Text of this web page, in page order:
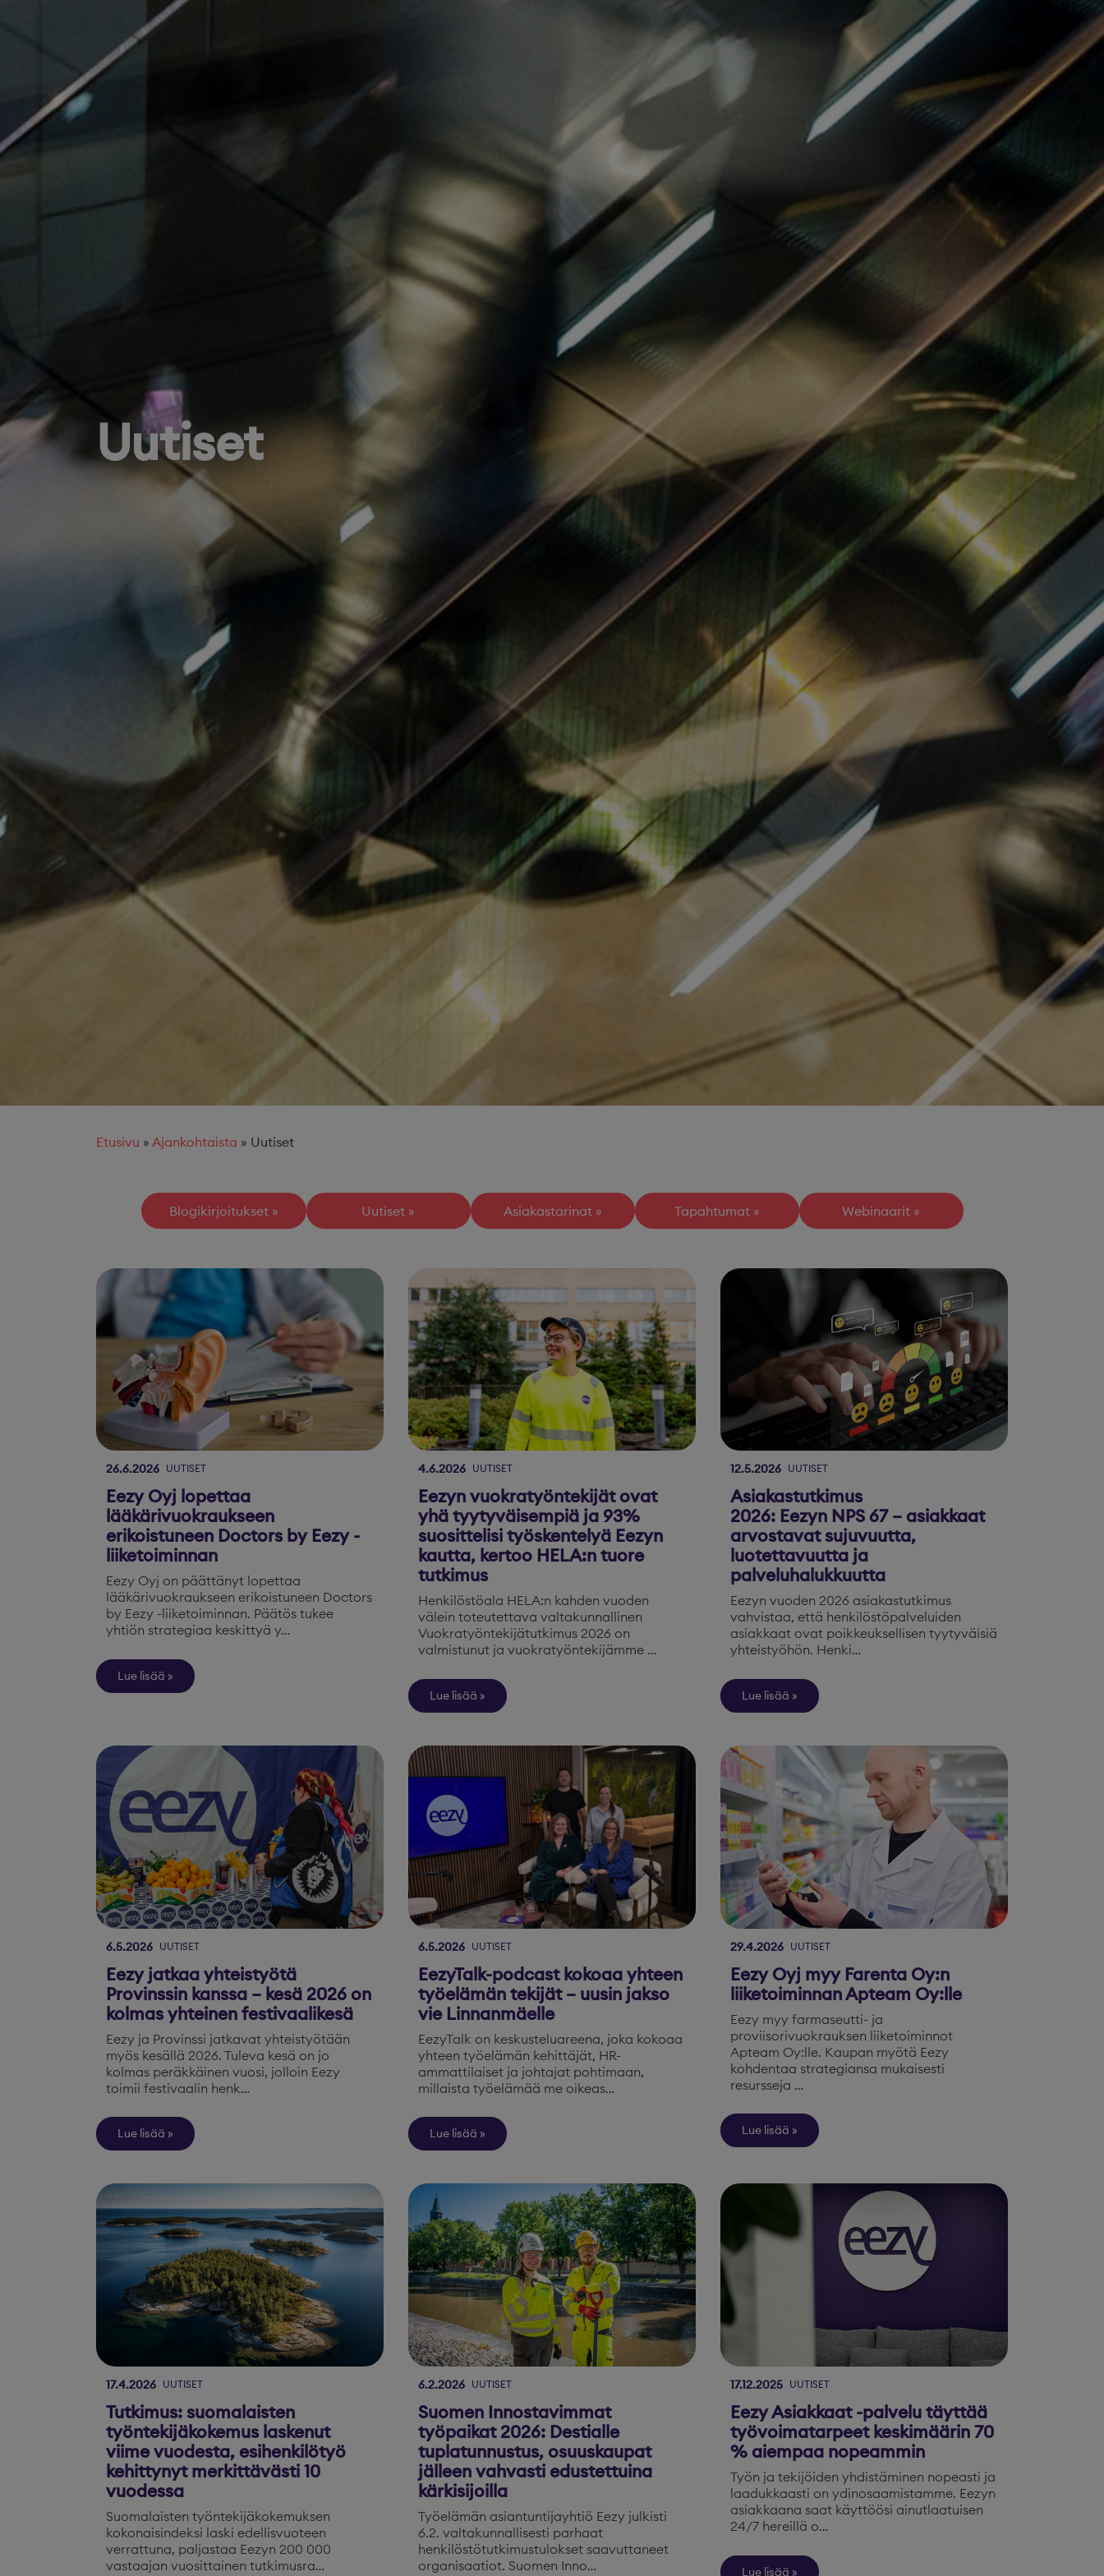
Uutiset
Etusivu » Ajankohtaista » Uutiset
Blogikirjoitukset Uutiset Asiakastarinat Tapahtumat Webinaarit
26.6.2026 UUTISET
Eezy Oyj lopettaa
lääkärivuokraukseen
erikoistuneen Doctors by Eezy -
liiketoiminnan
Eezy Oyj on päättänyt lopettaa
lääkärivuokraukseen erikoistuneen Doctors
by Eezy -liiketoiminnan. Päätös tukee
yhtiön strategiaa keskittyä y…
Lue lisää
4.6.2026 UUTISET
Eezyn vuokratyöntekijät ovat
yhä tyytyväisempiä ja 93%
suosittelisi työskentelyä Eezyn
kautta, kertoo HELA:n tuore
tutkimus
Henkilöstöala HELA:n kahden vuoden
välein toteutettava valtakunnallinen
Vuokratyöntekijätutkimus 2026 on
valmistunut ja vuokratyöntekijämme …
Lue lisää
12.5.2026 UUTISET
Asiakastutkimus
2026: Eezyn NPS 67 – asiakkaat
arvostavat sujuvuutta,
luotettavuutta ja
palveluhalukkuutta
Eezyn vuoden 2026 asiakastutkimus
vahvistaa, että henkilöstöpalveluiden
asiakkaat ovat poikkeuksellisen tyytyväisiä
yhteistyöhön. Henki…
Lue lisää
6.5.2026 UUTISET
Eezy jatkaa yhteistyötä
Provinssin kanssa – kesä 2026 on
kolmas yhteinen festivaalikesä
Eezy ja Provinssi jatkavat yhteistyötään
myös kesällä 2026. Tuleva kesä on jo
kolmas peräkkäinen vuosi, jolloin Eezy
toimii festivaalin henk…
Lue lisää
6.5.2026 UUTISET
EezyTalk-podcast kokoaa yhteen
työelämän tekijät – uusin jakso
vie Linnanmäelle
EezyTalk on keskusteluareena, joka kokoaa
yhteen työelämän kehittäjät, HR-
ammattilaiset ja johtajat pohtimaan,
millaista työelämää me oikeas…
Lue lisää
29.4.2026 UUTISET
Eezy Oyj myy Farenta Oy:n
liiketoiminnan Apteam Oy:lle
Eezy myy farmaseutti- ja
proviisorivuokrauksen liiketoiminnot
Apteam Oy:lle. Kaupan myötä Eezy
kohdentaa strategiansa mukaisesti
resursseja …
Lue lisää
17.4.2026 UUTISET
Tutkimus: suomalaisten
työntekijäkokemus laskenut
viime vuodesta, esihenkilötyö
kehittynyt merkittävästi 10
vuodessa
Suomalaisten työntekijäkokemuksen
kokonaisindeksi laski edellisvuoteen
verrattuna, paljastaa Eezyn 200 000
vastaajan vuosittainen tutkimusra…
6.2.2026 UUTISET
Suomen Innostavimmat
työpaikat 2026: Destialle
tuplatunnustus, osuuskaupat
jälleen vahvasti edustettuina
kärkisijoilla
Työelämän asiantuntijayhtiö Eezy julkisti
6.2. valtakunnallisesti parhaat
henkilöstötutkimustulokset saavuttaneet
organisaatiot. Suomen Inno…
17.12.2025 UUTISET
Eezy Asiakkaat -palvelu täyttää
työvoimatarpeet keskimäärin 70
% aiempaa nopeammin
Työn ja tekijöiden yhdistäminen nopeasti ja
laadukkaasti on ydinosaamistamme. Eezyn
asiakkaana saat käyttöösi ainutlaatuisen
24/7 hereillä o…
Lue lisää